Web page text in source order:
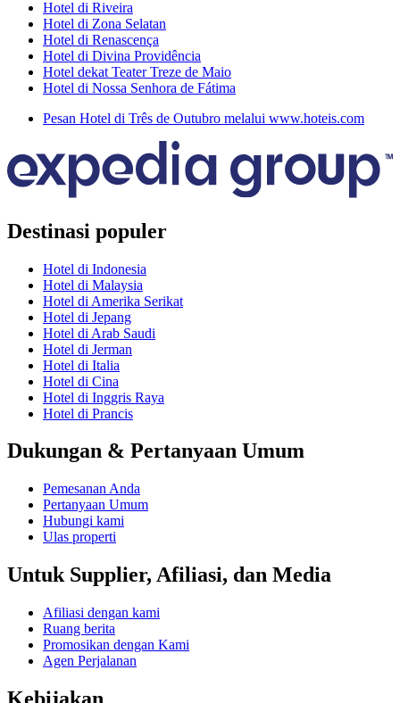
Hotel di Riveira
Hotel di Zona Selatan
Hotel di Renascença
Hotel di Divina Providência
Hotel dekat Teater Treze de Maio
Hotel di Nossa Senhora de Fátima
Pesan Hotel di Três de Outubro melalui www.hoteis.com
Destinasi populer
Hotel di Indonesia
Hotel di Malaysia
Hotel di Amerika Serikat
Hotel di Jepang
Hotel di Arab Saudi
Hotel di Jerman
Hotel di Italia
Hotel di Cina
Hotel di Inggris Raya
Hotel di Prancis
Dukungan & Pertanyaan Umum
Pemesanan Anda
Pertanyaan Umum
Hubungi kami
Ulas properti
Untuk Supplier, Afiliasi, dan Media
Afiliasi dengan kami
Ruang berita
Promosikan dengan Kami
Agen Perjalanan